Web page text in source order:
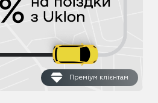
Преміум клієнтам